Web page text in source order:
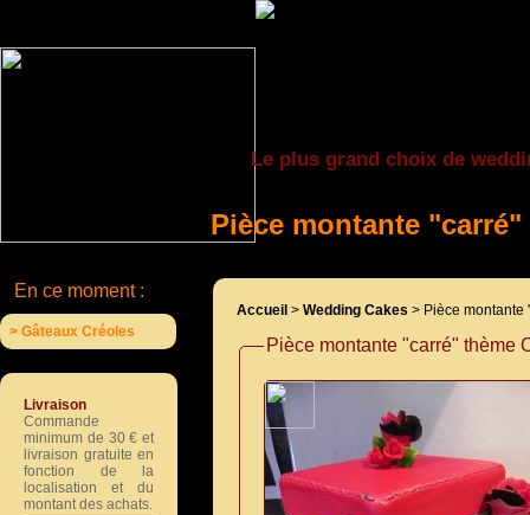
Le plus grand choix de
Pièce montante
Accueil > Wedding Cakes > Pièce montante
Pièce montante "carré" thème
En ce moment :
> Gâteaux Créoles
Livraison
Commande
minimum de 30 € et
livraison gratuite en
fonction de la
localisation et du
montant des achats.